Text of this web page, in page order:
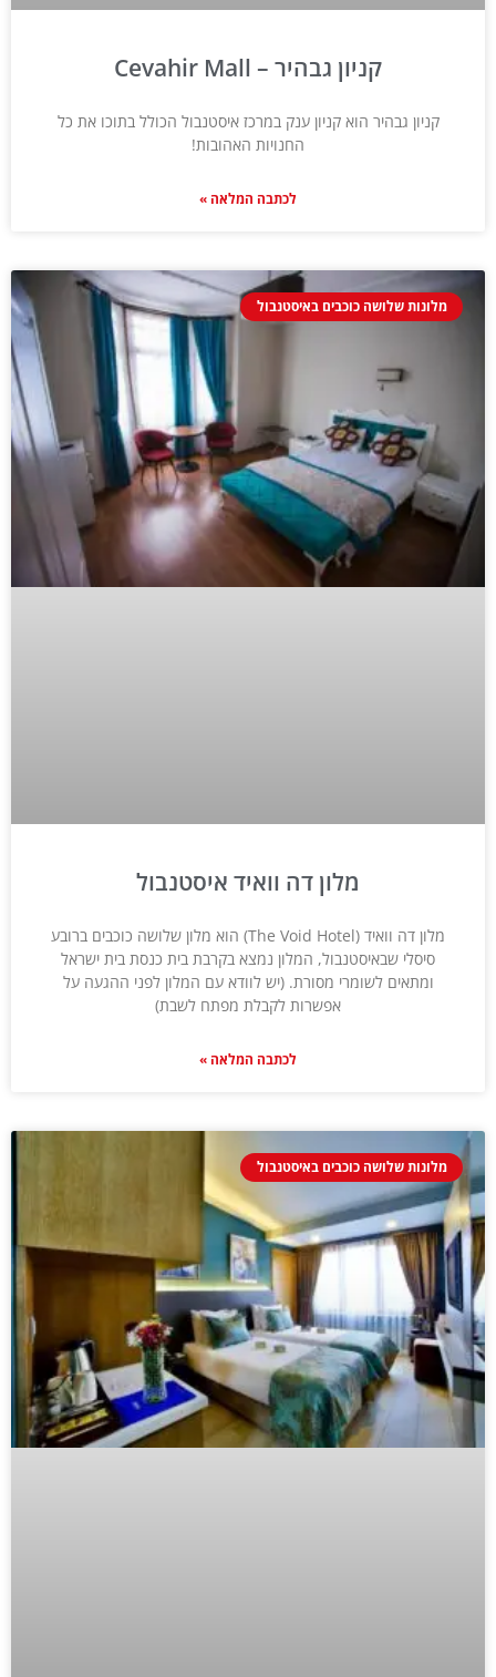
קניון גבהיר – Cevahir Mall
קניון גבהיר הוא קניון ענק במרכז איסטנבול הכולל בתוכו את כל
החנויות האהובות!
לכתבה המלאה »
מלונות שלושה כוכבים באיסטנבול
מלון דה וואיד איסטנבול
מלון דה וואיד (The Void Hotel) הוא מלון שלושה כוכבים ברובע
סיסלי שבאיסטנבול, המלון נמצא בקרבת בית כנסת בית ישראל
ומתאים לשומרי מסורת. (יש לוודא עם המלון לפני ההגעה על
אפשרות לקבלת מפתח לשבת)
לכתבה המלאה »
מלונות שלושה כוכבים באיסטנבול